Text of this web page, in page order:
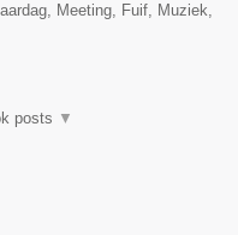
Meeting, Fuif, Muziek,
posts ▼